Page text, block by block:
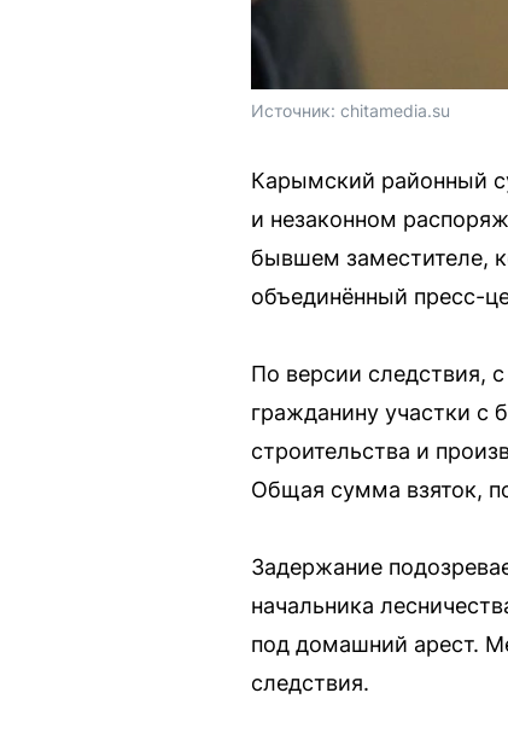
Источник: chitamedia.su
Карымский районный
и незаконном
бывшем заместителе,
объединённый пресс-
По версии следствия,
гражданину участки
строительства и
Общая сумма взяток,
Задержание
начальника
под домашний арест.
следствия.